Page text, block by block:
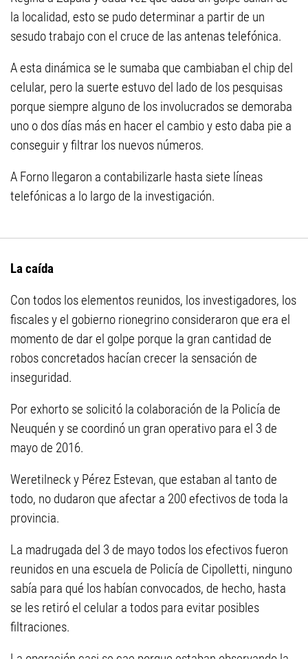
la localidad, esto se pudo determinar a partir de un
sesudo trabajo con el cruce de las antenas telefónica.
A esta dinámica se le sumaba que cambiaban el chip del
celular, pero la suerte estuvo del lado de los pesquisas
porque siempre alguno de los involucrados se demoraba
uno o dos días más en hacer el cambio y esto daba pie a
conseguir y filtrar los nuevos números.
A Forno llegaron a contabilizarle hasta siete líneas
telefónicas a lo largo de la investigación.
La caída
Con todos los elementos reunidos, los investigadores, los
fiscales y el gobierno rionegrino consideraron que era el
momento de dar el golpe porque la gran cantidad de
robos concretados hacían crecer la sensación de
inseguridad.
Por exhorto se solicitó la colaboración de la Policía de
Neuquén y se coordinó un gran operativo para el 3 de
mayo de 2016.
Weretilneck y Pérez Estevan, que estaban al tanto de
todo, no dudaron que afectar a 200 efectivos de toda la
provincia.
La madrugada del 3 de mayo todos los efectivos fueron
reunidos en una escuela de Policía de Cipolletti, ninguno
sabía para qué los habían convocados, de hecho, hasta
se les retiró el celular a todos para evitar posibles
filtraciones.